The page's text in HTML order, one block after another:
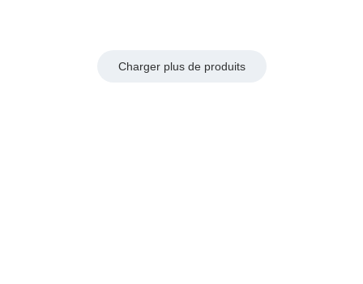
Charger plus de produits